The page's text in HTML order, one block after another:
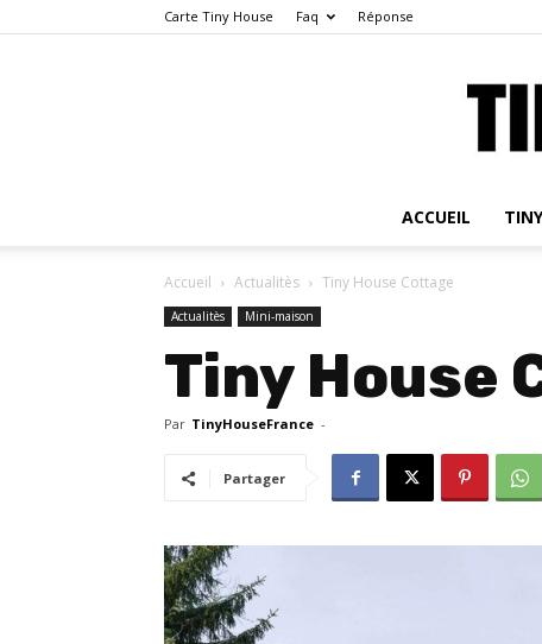
Carte Tiny House Faq Réponse
ACCUEIL
Accueil Actualitès Tiny House Cottage
Actualitès Mini-maison
Tiny House
Par TinyHouseFrance -
Partager